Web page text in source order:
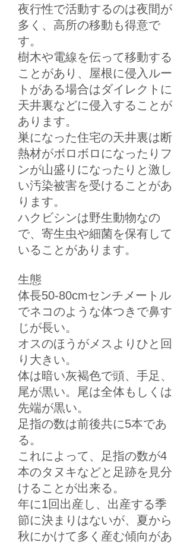
夜行性で活動するのは夜間が
多く、高所の移動も得意で
す。
樹木や電線を伝って移動する
ことがあり、屋根に侵入ルー
トがある場合はダイレクトに
天井裏などに侵入することが
あります。
巣になった住宅の天井裏は断
熱材がボロボロになったりフ
ンが山盛りになったりと激し
い汚染被害を受けることがあ
ります。
ハクビシンは野生動物なの
で、寄生虫や細菌を保有して
いることがあります。
生態
体長50-80cmセンチメートル
でネコのような体つきで鼻す
じが長い。
オスのほうがメスよりひと回
り大きい。
体は暗い灰褐色で頭、手足、
尾が黒い。尾は全体もしくは
先端が黒い。
足指の数は前後共に5本であ
る。
これによって、足指の数が4
本のタヌキなどと足跡を見分
けることが出来る。
年に1回出産し、出産する季
節に決まりはないが、夏から
秋にかけて多く産む傾向があ